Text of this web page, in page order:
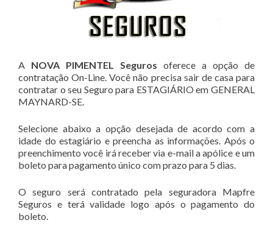
A NOVA PIMENTEL Seguros oferece a opção de
contratação On-Line. Você não precisa sair de casa para
contratar o seu Seguro para ESTAGIÁRIO em GENERAL
MAYNARD-SE.
Selecione abaixo a opção desejada de acordo com a
idade do estagiário e preencha as informações. Após o
preenchimento você irá receber via e-mail a apólice e um
boleto para pagamento único com prazo para 5 dias.
O seguro será contratado pela seguradora Mapfre
Seguros e terá validade logo após o pagamento do
boleto.